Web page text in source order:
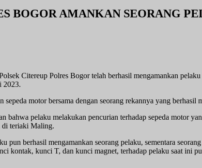
BOGOR AMANKAN SEORANG
Citereup Polres Bogor telah berhasil mengamankan
2023.
motor bersama dengan seorang rekannya yang berhasil
pelaku melakukan pencurian terhadap sepeda motor
di teriaki Maling.
pun berhasil mengamankan seorang pelaku, sementara
kontak, kunci T, dan kunci magnet, terhadap pelaku saat ini